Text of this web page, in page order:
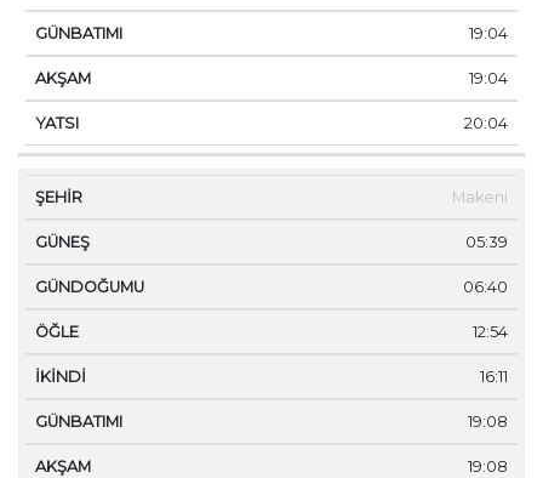
19:04
19:04
20:04
Makeni
05:39
06:40
12:54
16:11
19:08
19:08